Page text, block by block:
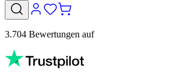
3.704 Bewertungen auf